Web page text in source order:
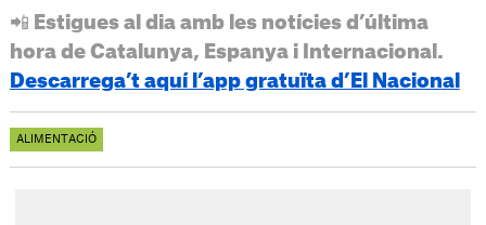
📲 Estigues al dia amb les notícies d’última
hora de Catalunya, Espanya i Internacional.
Descarrega’t aquí l’app gratuïta d’El Nacional
ALIMENTACIÓ